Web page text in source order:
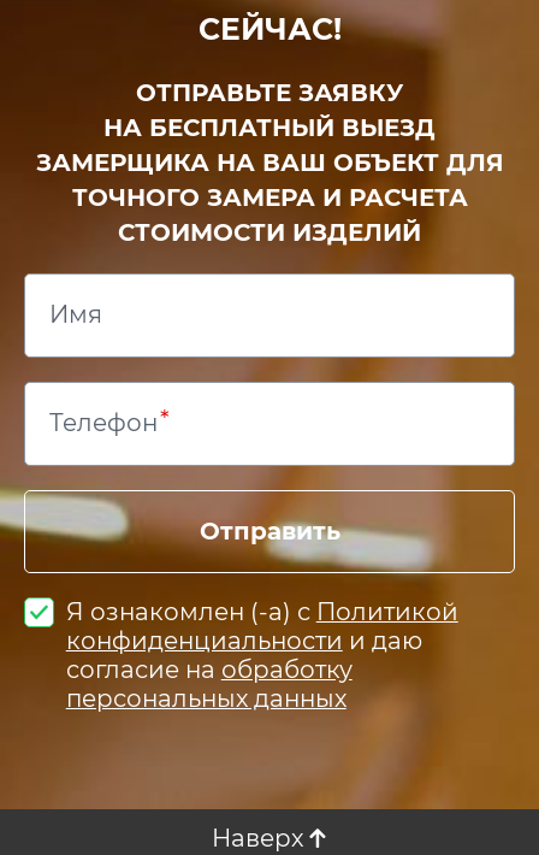
СЕЙЧАС!
ОТПРАВЬТЕ ЗАЯВКУ
НА БЕСПЛАТНЫЙ ВЫЕЗД
ЗАМЕРЩИКА НА ВАШ ОБЪЕКТ ДЛЯ
ТОЧНОГО ЗАМЕРА И РАСЧЕТА
СТОИМОСТИ ИЗДЕЛИЙ
Имя
Телефон
Отправить
Я ознакомлен (-а) с Политикой
конфиденциальности и даю
согласие на обработку
персональных данных
Наверх